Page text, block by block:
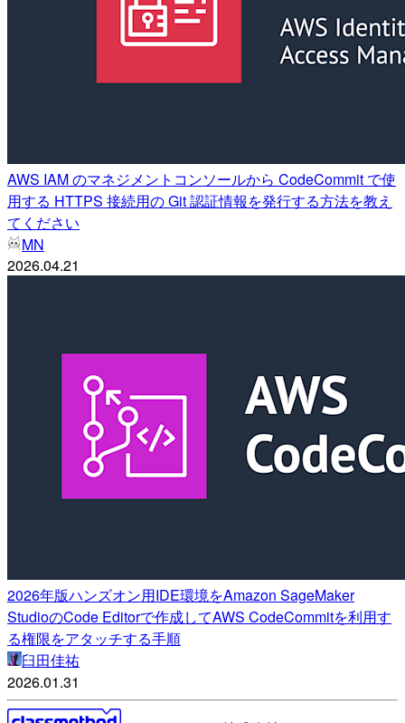
AWS IAM のマネジメントコンソールから CodeCommit で使
用する HTTPS 接続用の Git 認証情報を発行する方法を教え
てください
MN
2026.04.21
2026年版ハンズオン用IDE環境をAmazon SageMaker
StudioのCode Editorで作成してAWS CodeCommitを利用す
る権限をアタッチする手順
臼田佳祐
2026.01.31